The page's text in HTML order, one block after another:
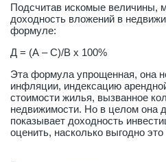
Подсчитав искомые величины,
доходность вложений в
формуле:
Д = (А – С)/В х 100%
Эта формула упрощенная, она
инфляции, индексацию
стоимости жилья, вызванное
недвижимости. Но в целом она
показывает доходность
оценить, насколько выгодно